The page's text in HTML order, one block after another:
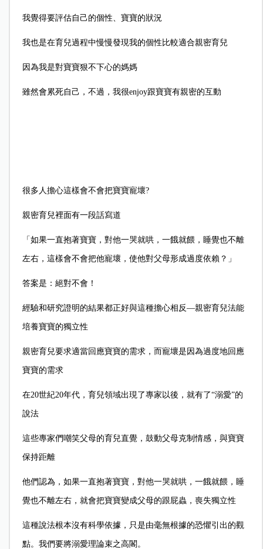
我覺得要評估自己的個性、寶寶的狀況
我也是在育兒過程中慢慢發現我的個性比較適合親密育兒
因為我是對寶寶狠不下心的媽媽
雖然會累死自己，不過，我很enjoy跟寶寶有親密的互動
很多人擔心這樣會不會把寶寶寵壞?
親密育兒裡面有一段話寫道
「如果一直抱著寶寶，對他一哭就哄，一餓就餵，睡覺也不離
左右，這樣會不會把他寵壞，使他對父母形成過度依賴？」
答案是：絕對不會！
經驗和研究證明的結果都正好與這種擔心相反—親密育兒法能
培養寶寶的獨立性
親密育兒要求適當回應寶寶的需求，而寵壞是因為過度地回應
寶寶的需求
在20世紀20年代，育兒領域出現了專家以後，就有了“溺愛”的
說法
這些專家們嘲笑父母的育兒直覺，鼓動父母克制情感，與寶寶
保持距離
他們認為，如果一直抱著寶寶，對他一哭就哄，一餓就餵，睡
覺也不離左右，就會把寶寶變成父母的跟屁蟲，喪失獨立性
這種說法根本沒有科學依據，只是由毫無根據的恐懼引出的觀
點。我們要將溺愛理論束之高閣。